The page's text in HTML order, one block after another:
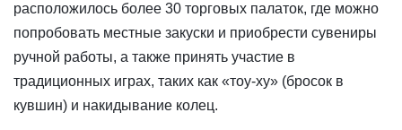
расположилось более 30 торговых палаток, где можно
попробовать местные закуски и приобрести сувениры
ручной работы, а также принять участие в
традиционных играх, таких как «тоу-ху» (бросок в
кувшин) и накидывание колец.